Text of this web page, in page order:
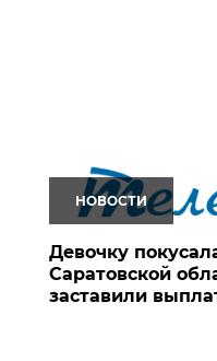
НОВОСТИ
Девочку
Саратовской
заставили